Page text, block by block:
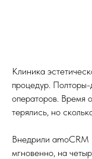
Клиника
процедур.
операторов. Время
терялись, но
Внедрили amoCRM
мгновенно, на